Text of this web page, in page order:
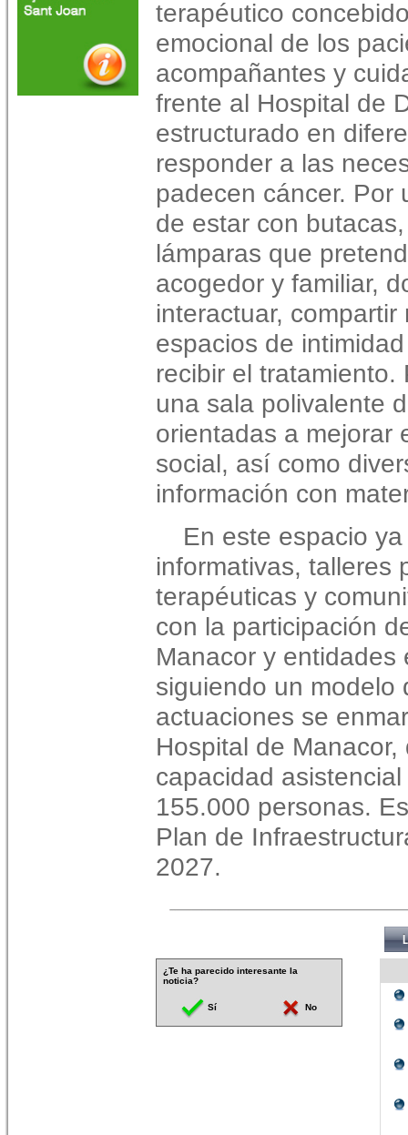
terapéutico
emocional de los
acompañantes y
frente al Hospital de
estructurado en
responder a las
padecen cáncer. Por
de estar con
lámparas que
acogedor y familiar,
interactuar,
espacios de
recibir el
una sala polivalente
orientadas a mejorar
social, así como
información con
En este espacio
informativas, talleres
terapéuticas y
con la participación
Manacor y
siguiendo un modelo
actuaciones se
Hospital de
capacidad
155.000 personas.
Plan de
2027.
¿Te ha parecido interesante la
noticia?
Sí No